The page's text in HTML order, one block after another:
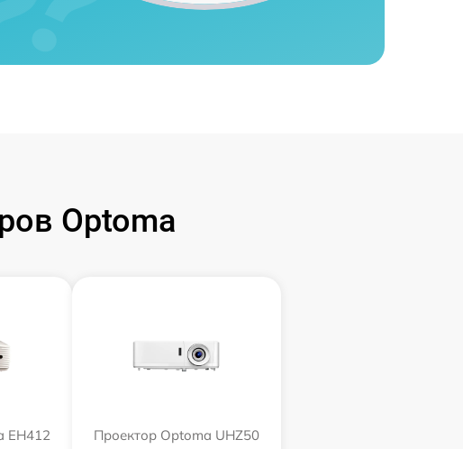
Optoma
EH412 Проектор Optoma UHZ50